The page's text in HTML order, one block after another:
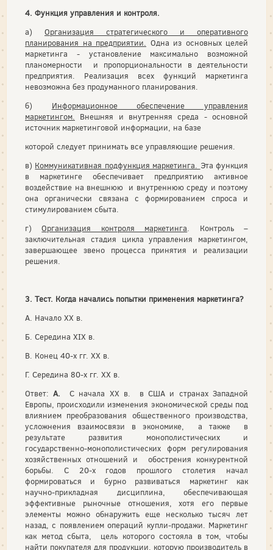
4. Функция управления и контроля.
а) Организация стратегического и оперативного
планирования на предприятии. Одна из основных целей
маркетинга - установление максимально возможной
планомерности и пропорциональности в деятельности
предприятия. Реализация всех функций маркетинга
невозможна без продуманного планирования.
б) Информационное обеспечение управления
маркетингом. Внешняя и внутренняя среда - основной
источник маркетинговой информации, на базе
которой следует принимать все управляющие решения.
в) Коммуникативная подфункция маркетинга. Эта функция
в маркетинге обеспечивает предприятию активное
воздействие на внешнюю и внутреннюю среду и поэтому
она органически связана с формированием спроса и
стимулированием сбыта.
г)Организация контроля маркетинга. Контроль –
заключительная стадия цикла управления маркетингом,
завершающее звено процесса принятия и реализации
решения.
3. Тест. Когда начались попытки применения маркетинга?
А. Начало XX в.
Б. Середина XIX в.
В. Конец 40-х гг. XX в.
Г. Середина 80-х гг. XX в.
Ответ:А.
С начала XX в. в США и странах Западной
Европы, происходили изменения экономической среды под
влиянием преобразования общественного производства,
усложнения взаимосвязи в экономике, а также в
результате развития монополистических и
государственно-монополистических форм регулирования
хозяйственных отношений и обострения конкурентной
борьбы. С 20-х годов прошлого столетия начал
формироваться и бурно развиваться маркетинг как
научно-прикладная дисциплина, обеспечивающая
эффективные рыночные отношения, хотя его первые
элементы можно обнаружить еще несколько тысяч лет
назад, с появлением операций купли-продажи. Маркетинг
как метод сбыта, цель которого состояла в том, чтобы
найти покупателя для продукции, которую производитель в